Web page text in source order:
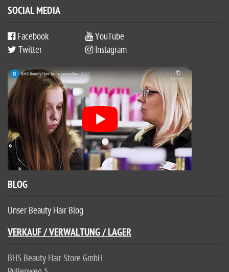
SOCIAL MEDIA
Facebook
YouTube
Twitter
Instagram
BLOG
Unser Beauty Hair Blog
VERKAUF / VERWALTUNG / LAGER
BHS Beauty Hair Store GmbH